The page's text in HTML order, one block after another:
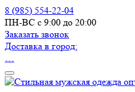
8 (985) 554-22-04
ПН-ВС с 9:00 до 20:00
Заказать звонок
Доставка в город:
…